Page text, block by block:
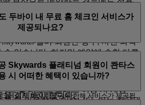
허용 기준이 무게(킬로그램)가 아닌
'인 항공편에 대해서는 해당되질 않습
Skywards 플래티넘과 골드 회원은 이
시 개당 23kg의 위탁 수하물을 추가
스 및 퍼스트 클래스 이용 시 개당
개 더 이용할 수 있습니다. 이는 항공권
좌석 선택은 일부 좌석 유형에만 제공
실버 회원인 경우, 사전 좌석
수 있습니다. 하지만 예약에 속한 다른
좌석 선택이 제공되는 이코노미 Flex
일반 또는 선호 좌석 사전 선택이 제공
을 결제해야 합니다.
타스 항공 또는 에어 캐나다 항공편으
동반객은 두바이 및 에미레이트 항공
은 멤버십 등급에 따라 다르므로, 이페
자세한 정보를 확인하세요.
두바이 내 무료 홈 체크인 서비스가
제공되나요?
보상 항공권, 업그레이드 보상 항공권*,
결제한 항공권에 제공됩니다.
레이드 보상 항공권에 한해 서비스가 제공됩
Skywards 플래티넘 회원이 콴타스
시 어떠한 혜택이 있습니까?